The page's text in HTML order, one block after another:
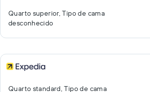
Quarto superior, Tipo de cama
desconhecido
Quarto standard, Tipo de cama